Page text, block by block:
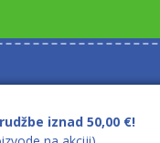
iznad 50,00 €!